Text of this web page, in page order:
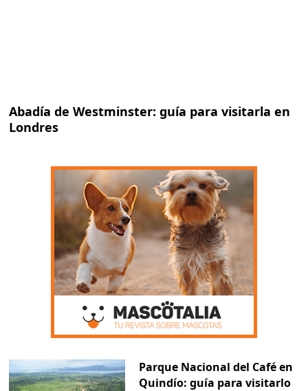
Abadía de Westminster: guía para visitarla en
Londres
Parque Nacional del Café en
Quindío: guía para visitarlo